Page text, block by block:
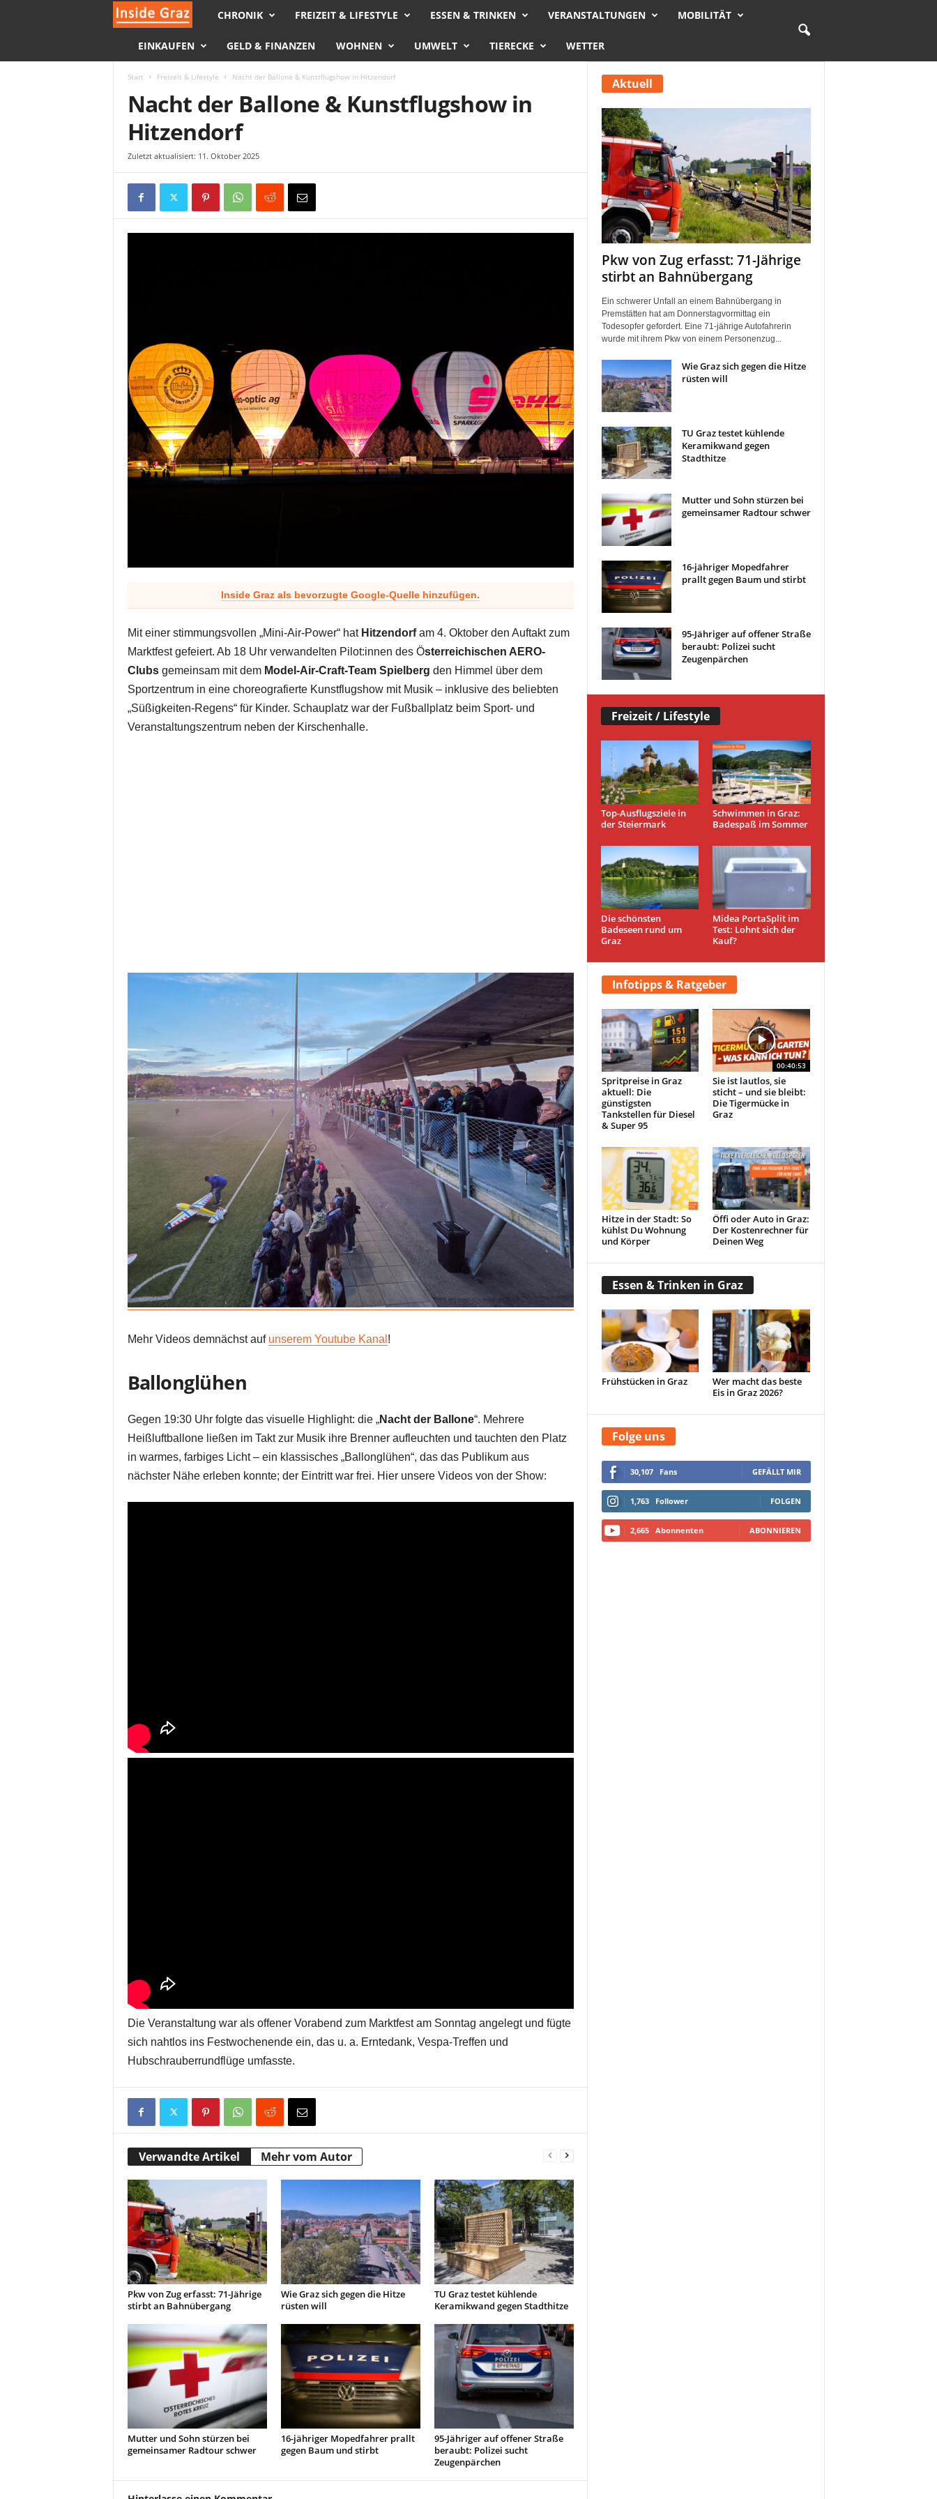
s
i
d
G
CHRONIK FREIZEIT & LIFESTYLE ESSEN & TRINKEN VERANSTALTUNGEN MOBILITÄT
EINKAUFEN GELD & FINANZEN WOHNEN UMWELT TIERECKE WETTER
Start Freizeit & Lifestyle Nacht der Ballone & Kunstflugshow in Hitzendorf
Nacht der Ballone & Kunstflugshow in
Hitzendorf
Zuletzt aktualisiert: 11. Oktober 2025
Inside Graz als bevorzugte Google-Quelle hinzufügen.
Mit einer stimmungsvollen „Mini-Air-Power“ hat Hitzendorfam 4. Oktober den Auftakt zum
Marktfest gefeiert. Ab 18 Uhr verwandelten Pilot:innen des Österreichischen AERO-
Clubsgemeinsam mit dem Model-Air-Craft-Team Spielberg den Himmel über dem
Sportzentrum in eine choreografierte Kunstflugshow mit Musik – inklusive des beliebten
„Süßigkeiten-Regens“ für Kinder. Schauplatz war der Fußballplatz beim Sport- und
Veranstaltungszentrum neben der Kirschenhalle.
Mehr Videos demnächst auf unserem Youtube Kanal !
Ballonglühen
Gegen 19:30 Uhr folgte das visuelle Highlight: die „Nacht der Ballone“. Mehrere
Heißluftballone ließen im Takt zur Musik ihre Brenner aufleuchten und tauchten den Platz
in warmes, farbiges Licht – ein klassisches „Ballonglühen“, das das Publikum aus
nächster Nähe erleben konnte; der Eintritt war frei. Hier unsere Videos von der Show:
Die Veranstaltung war als offener Vorabend zum Marktfest am Sonntag angelegt und fügte
sich nahtlos ins Festwochenende ein, das u. a. Erntedank, Vespa-Treffen und
Hubschrauberrundflüge umfasste.
Verwandte Artikel Mehr vom Autor
Pkw von Zug erfasst: 71-Jährige
stirbt an Bahnübergang
Wie Graz sich gegen die Hitze
rüsten will
TU Graz testet kühlende
Keramikwand gegen Stadthitze
Mutter und Sohn stürzen bei
gemeinsamer Radtour schwer
16-jähriger Mopedfahrer prallt
gegen Baum und stirbt
95-Jähriger auf offener Straße
beraubt: Polizei sucht
Zeugenpärchen
Aktuell
Pkw von Zug erfasst: 71-Jährige
stirbt an Bahnübergang
Ein schwerer Unfall an einem Bahnübergang in
Premstätten hat am Donnerstagvormittag ein
Todesopfer gefordert. Eine 71-jährige Autofahrerin
wurde mit ihrem Pkw von einem Personenzug...
Wie Graz sich gegen die Hitze
rüsten will
TU Graz testet kühlende
Keramikwand gegen
Stadthitze
Mutter und Sohn stürzen bei
gemeinsamer Radtour schwer
16-jähriger Mopedfahrer
prallt gegen Baum und stirbt
95-Jähriger auf offener Straße
beraubt: Polizei sucht
Zeugenpärchen
Freizeit / Lifestyle
Top-Ausflugsziele in
der Steiermark
Schwimmen in Graz:
Badespaß im Sommer
Die schönsten
Badeseen rund um
Graz
Midea PortaSplit im
Test: Lohnt sich der
Kauf?
Infotipps & Ratgeber
Spritpreise in Graz
aktuell: Die
günstigsten
Tankstellen für Diesel
& Super 95
00:40:53
Sie ist lautlos, sie
sticht – und sie bleibt:
Die Tigermücke in
Graz
Hitze in der Stadt: So
kühlst Du Wohnung
und Körper
Öffi oder Auto in Graz:
Der Kostenrechner für
Deinen Weg
Essen & Trinken in Graz
Frühstücken in Graz
Wer macht das beste
Eis in Graz 2026?
Folge uns
30,107 Fans GEFÄLLT MIR
1,763 Follower FOLGEN
2,665 Abonnenten ABONNIEREN